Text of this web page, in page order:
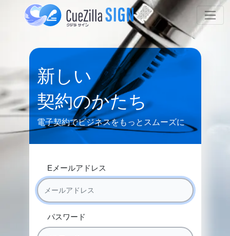
新しい
契約のかたち
電子契約でビジネスをもっとスムーズに
Eメールアドレス
パスワード